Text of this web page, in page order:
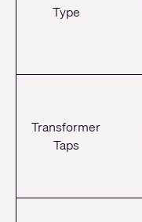
Type
Transformer
Taps